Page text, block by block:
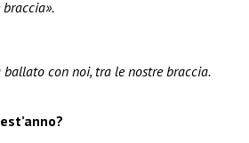
con noi, tra le nostre braccia.